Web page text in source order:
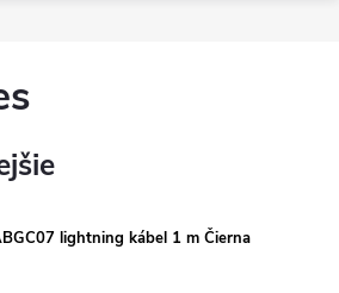
lightning kábel 1 m Čierna